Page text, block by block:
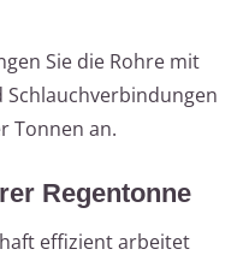
Sie die Rohre mit
Tonnen an.
Regentonne
effizient arbeitet